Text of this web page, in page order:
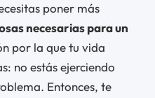
poner más
necesarias para un
por la que tu vida
no estás ejerciendo
Entonces, te